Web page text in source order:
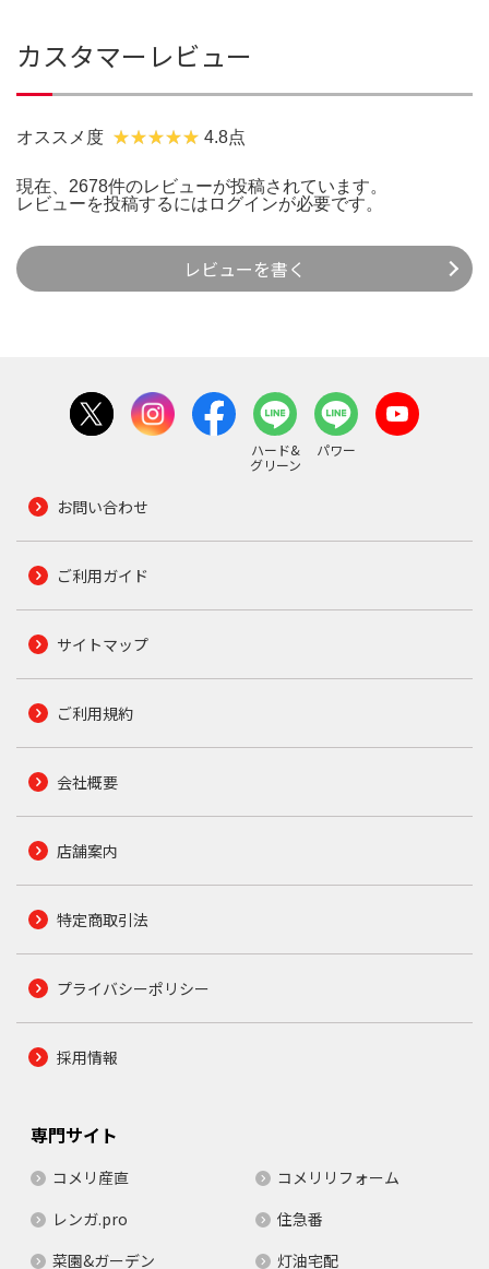
カスタマーレビュー
オススメ度 4.8点
現在、2678件のレビューが投稿されています。
レビューを投稿するには ログインが必要です。
レビューを書く
ハード&
グリーン
パワー
お問い合わせ
ご利用ガイド
サイトマップ
ご利用規約
会社概要
店舗案内
特定商取引法
プライバシーポリシー
採用情報
専門サイト
コメリ産直
コメリリフォーム
レンガ.pro
住急番
菜園&ガーデン
灯油宅配